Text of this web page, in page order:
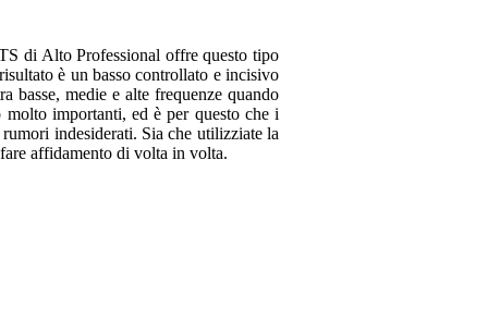
di Alto Professional offre questo tipo
è un basso controllato e incisivo
basse, medie e alte frequenze quando
importanti, ed è per questo che i
indesiderati. Sia che utilizziate la
affidamento di volta in volta.